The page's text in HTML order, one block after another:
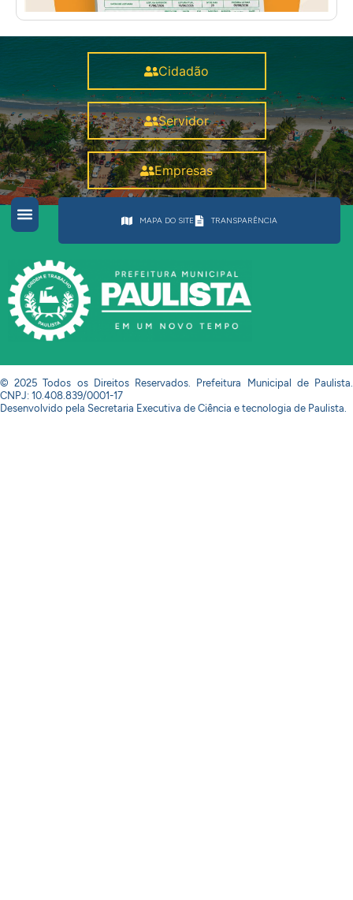
Cidadão
Servidor
Empresas
MAPA DO SITE TRANSPARÊNCIA
© 2025 Todos os Direitos Reservados. Prefeitura Municipal de Paulista.
CNPJ: 10.408.839/0001-17
Desenvolvido pela Secretaria Executiva de Ciência e tecnologia de Paulista.